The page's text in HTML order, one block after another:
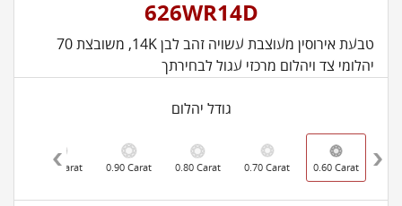
626WR14D
טבעת אירוסין מעוצבת עשויה זהב לבן 14K, משובצת 70
יהלומי צד ויהלום מרכזי עגול לבחירתך
גודל יהלום
1.00 Carat 0.90 Carat 0.80 Carat 0.70 Carat 0.60 Carat